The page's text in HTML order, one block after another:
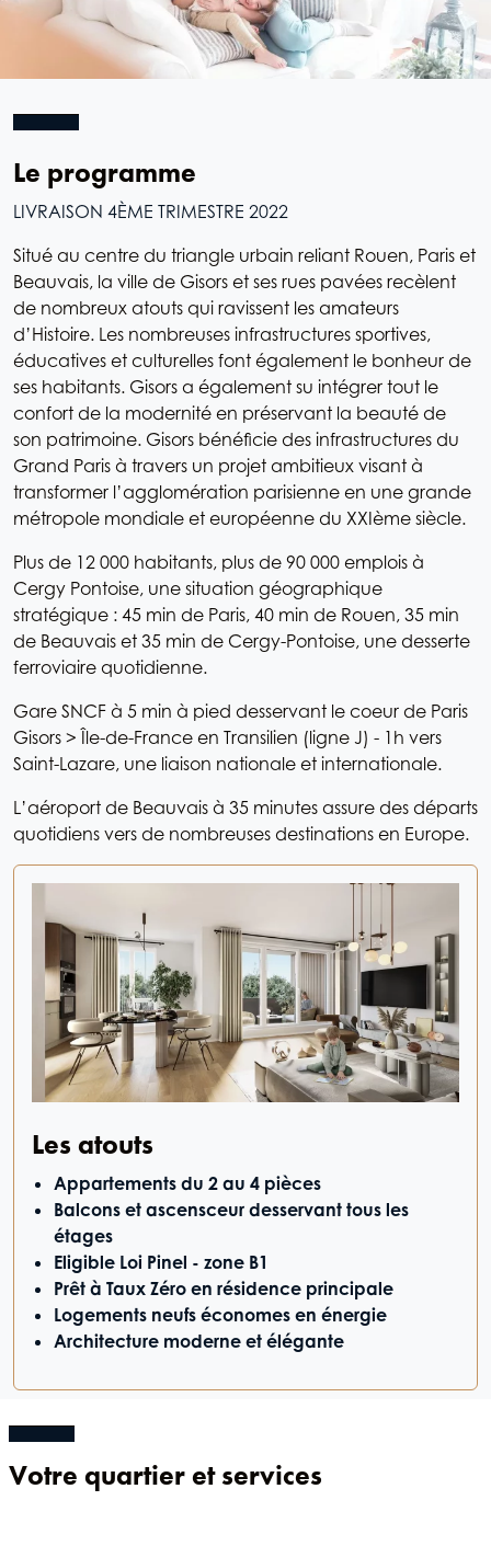
Le programme
LIVRAISON 4ÈME TRIMESTRE 2022
Situé au centre du triangle urbain reliant Rouen, Paris et
Beauvais, la ville de Gisors et ses rues pavées recèlent
de nombreux atouts qui ravissent les amateurs
d’Histoire. Les nombreuses infrastructures sportives,
éducatives et culturelles font également le bonheur de
ses habitants. Gisors a également su intégrer tout le
confort de la modernité en préservant la beauté de
son patrimoine. Gisors bénéficie des infrastructures du
Grand Paris à travers un projet ambitieux visant à
transformer l’agglomération parisienne en une grande
métropole mondiale et européenne du XXIème siècle.
Plus de 12 000 habitants, plus de 90 000 emplois à
Cergy Pontoise, une situation géographique
stratégique : 45 min de Paris, 40 min de Rouen, 35 min
de Beauvais et 35 min de Cergy-Pontoise, une desserte
ferroviaire quotidienne.
Gare SNCF à 5 min à pied desservant le coeur de Paris
Gisors > Île-de-France en Transilien (ligne J) - 1h vers
Saint-Lazare, une liaison nationale et internationale.
L’aéroport de Beauvais à 35 minutes assure des départs
quotidiens vers de nombreuses destinations en Europe.
Les atouts
Appartements du 2 au 4 pièces
Balcons et ascensceur desservant tous les
étages
Eligible Loi Pinel - zone B1
Prêt à Taux Zéro en résidence principale
Logements neufs économes en énergie
Architecture moderne et élégante
Votre quartier et services